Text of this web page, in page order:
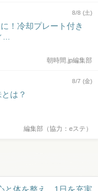
8/8 (土)
！冷却プレート付き
朝時間.jp編集部
8/7 (金)
は？
編集部（協力：eステ）